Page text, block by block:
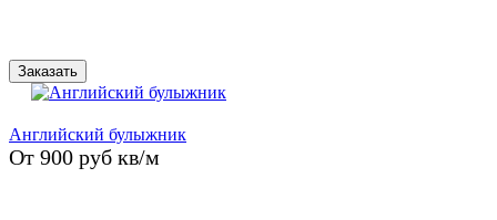
Заказать
Английский булыжник
От 900 руб кв/м